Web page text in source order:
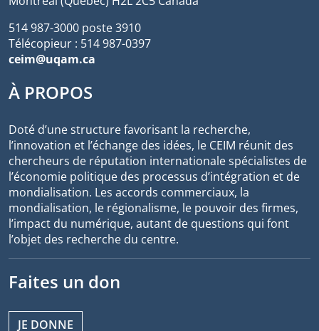
514 987-3000 poste 3910
Télécopieur : 514 987-0397
ceim@uqam.ca
À PROPOS
Doté d’une structure favorisant la recherche,
l’innovation et l’échange des idées, le CEIM réunit des
chercheurs de réputation internationale spécialistes de
l’économie politique des processus d’intégration et de
mondialisation. Les accords commerciaux, la
mondialisation, le régionalisme, le pouvoir des firmes,
l’impact du numérique, autant de questions qui font
l’objet des recherche du centre.
Faites un don
JE DONNE